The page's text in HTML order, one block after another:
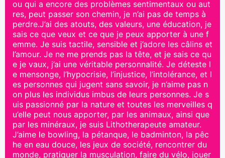
ou qui a encore des problèmes sentimentaux ou aut
res, peut passer son chemin, je n’ai pas de temps à
perdre.J’ai des atouts, des valeurs, une éducation, je
sais ce que veux et ce que je peux apporter à une f
emme. Je suis tactile, sensible et j’adore les câlins et
l’amour. Je ne me prends pas la tête, et je sais ce qu
e je vaux, j’ai une véritable personnalité. Je déteste l
e mensonge, l’hypocrisie, l’injustice, l’intolérance, et l
es personnes qui jugent sans savoir, je n’aime pas n
on plus les individus imbus de leurs personnes. Je s
uis passionné par la nature et toutes les merveilles q
u’elle peut nous apporter, par les animaux, ainsi que
par les minéraux, je suis Lithotherapeute amateur.
J’aime le bowling, la pétanque, le badminton, la pêc
he en eau douce, les jeux de société, rencontrer du
monde, pratiquer la musculation, faire du vélo, jouer